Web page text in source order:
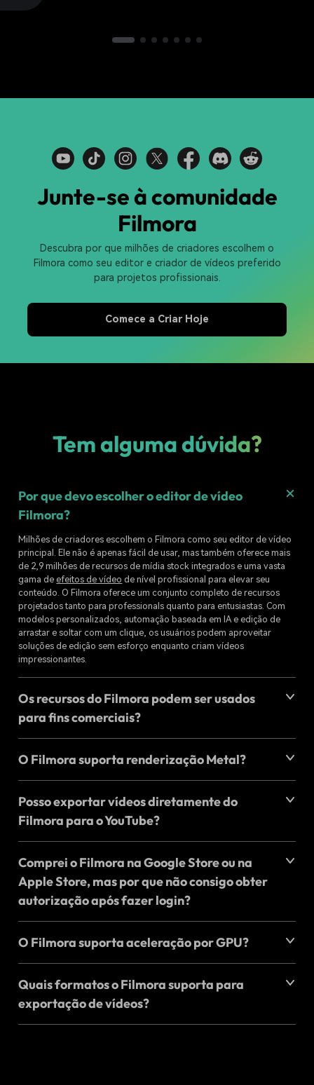
Junte-se à comunidade
Filmora
Descubra por que milhões de criadores escolhem o
Filmora como seu editor e criador de vídeos preferido
para projetos profissionais.
Comece a Criar Hoje
Tem alguma dúvida?
Por que devo escolher o editor de vídeo
Filmora?
Milhões de criadores escolhem o Filmora como seu editor de vídeo
principal. Ele não é apenas fácil de usar, mas também oferece mais
de 2,9 milhões de recursos de mídia stock integrados e uma vasta
gama deefeitos de vídeo de nível profissional para elevar seu
conteúdo. O Filmora oferece um conjunto completo de recursos
projetados tanto para professionals quanto para entusiastas. Com
modelos personalizados, automação baseada em IA e edição de
arrastar e soltar com um clique, os usuários podem aproveitar
soluções de edição sem esforço enquanto criam vídeos
impressionantes.
Os recursos do Filmora podem ser usados
para fins comerciais?
O Filmora suporta renderização Metal?
Posso exportar vídeos diretamente do
Filmora para o YouTube?
Comprei o Filmora na Google Store ou na
Apple Store, mas por que não consigo obter
autorização após fazer login?
O Filmora suporta aceleração por GPU?
Quais formatos o Filmora suporta para
exportação de vídeos?